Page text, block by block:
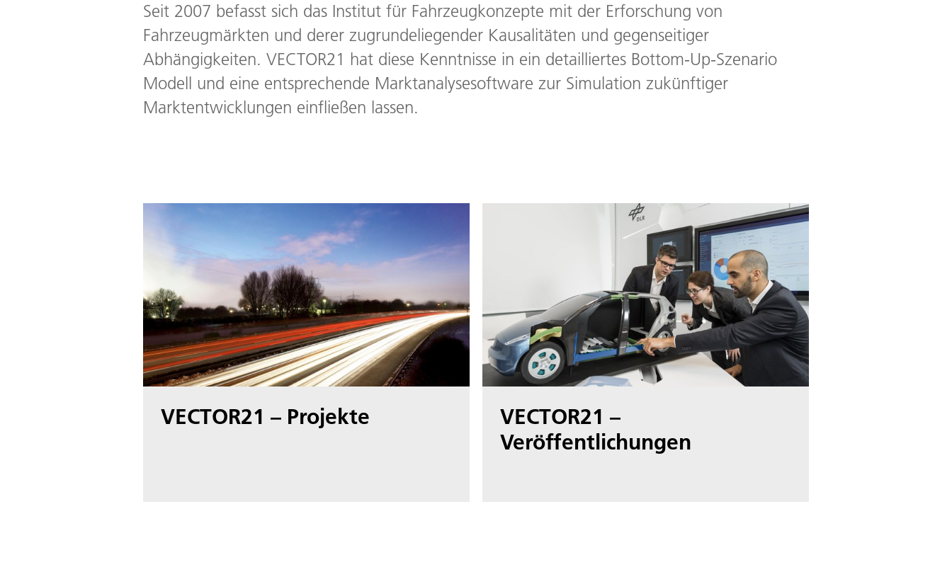
Seit 2007 befasst sich das Institut für Fahrzeugkonzepte mit der Erforschung von
Fahrzeugmärkten und derer zugrundeliegender Kausalitäten und gegenseitiger
Abhängigkeiten. VECTOR21 hat diese Kenntnisse in ein detailliertes Bottom-Up-Szenario
Modell und eine entsprechende Marktanalysesoftware zur Simulation zukünftiger
Marktentwicklungen einfließen lassen.
VECTOR21 – Projekte
VECTOR21 –
Veröffentlichungen